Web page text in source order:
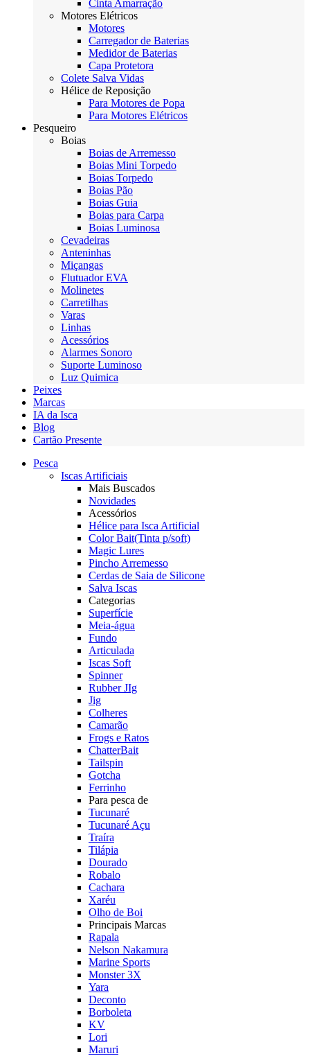
Cinta Amarração
Motores Elétricos
Motores
Carregador de Baterias
Medidor de Baterias
Capa Protetora
Colete Salva Vidas
Hélice de Reposição
Para Motores de Popa
Para Motores Elétricos
Pesqueiro
Boias
Boias de Arremesso
Boias Mini Torpedo
Boias Torpedo
Boias Pão
Boias Guia
Boias para Carpa
Boias Luminosa
Cevadeiras
Anteninhas
Miçangas
Flutuador EVA
Molinetes
Carretilhas
Varas
Linhas
Acessórios
Alarmes Sonoro
Suporte Luminoso
Luz Quimica
Peixes
Marcas
IA da Isca
Blog
Cartão Presente
Pesca
Iscas Artificiais
Mais Buscados
Novidades
Acessórios
Hélice para Isca Artificial
Color Bait(Tinta p/soft)
Magic Lures
Pincho Arremesso
Cerdas de Saia de Silicone
Salva Iscas
Categorias
Superfície
Meia-água
Fundo
Articulada
Iscas Soft
Spinner
Rubber JIg
Jig
Colheres
Camarão
Frogs e Ratos
ChatterBait
Tailspin
Gotcha
Ferrinho
Para pesca de
Tucunaré
Tucunaré Açu
Traíra
Tilápia
Dourado
Robalo
Cachara
Xaréu
Olho de Boi
Principais Marcas
Rapala
Nelson Nakamura
Marine Sports
Monster 3X
Yara
Deconto
Borboleta
KV
Lori
Maruri